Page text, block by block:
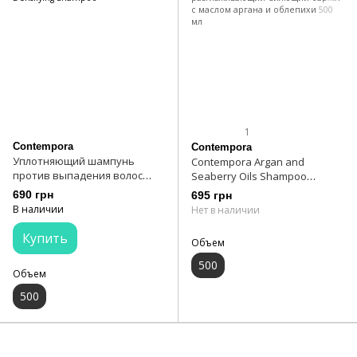
Contempora
Уплотняющий шампунь
против выпадения волос
Contempora Densifying
Shampoo
690 грн
В наличии
Купить
Объем
500
1
Contempora
Contempora Argan and
Seaberry Oils Shampoo
Шампунь разглаживающий
Сияющий бархат с маслом
695 грн
Нет в наличии
Объем
500